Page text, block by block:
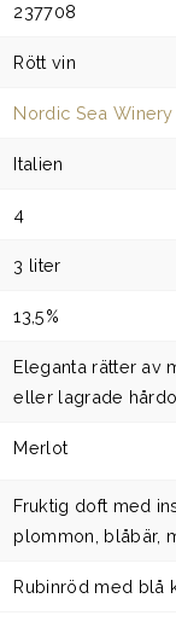
237708
Rött vin
Nordic Sea Winery
Italien
4
3 liter
13,5%
Eleganta rätter av
eller lagrade
Merlot
Fruktig doft med
plommon, blåbär,
Rubinröd med blå